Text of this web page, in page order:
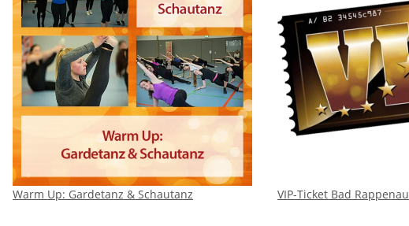
Warm Up: Gardetanz & Schautanz VIP-Ticket Bad Rappenau